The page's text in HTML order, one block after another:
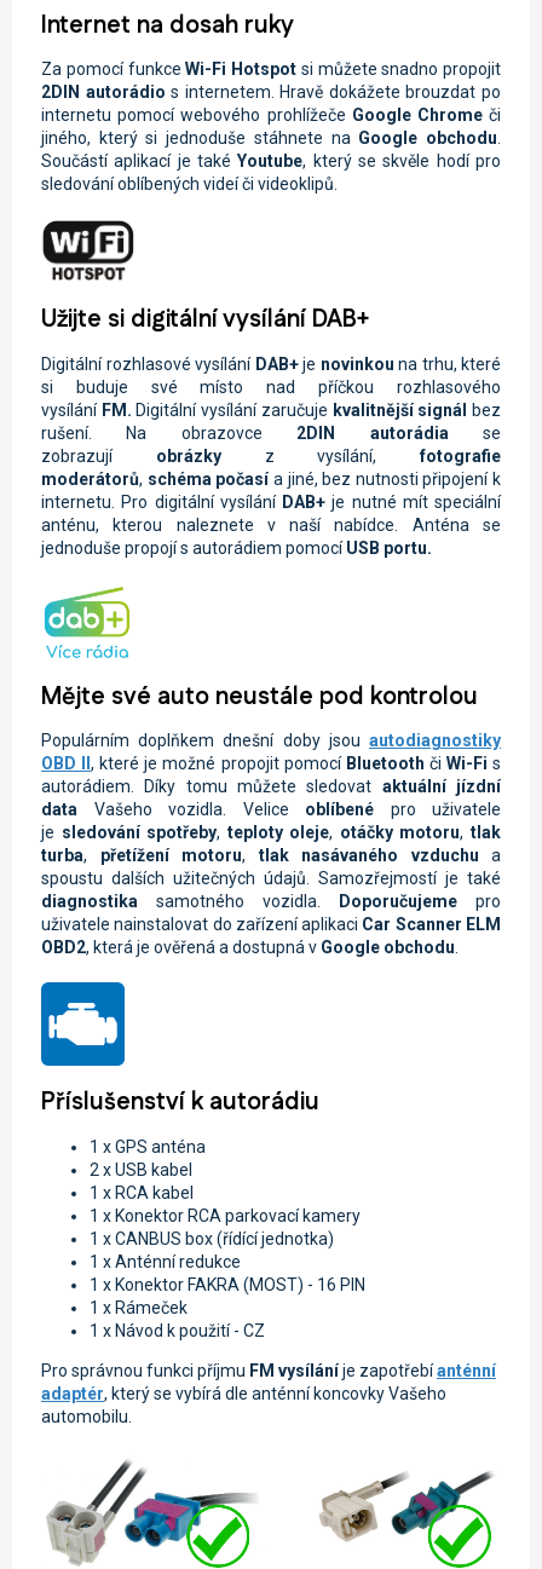
Internet na dosah ruky
Za pomocí funkceWi-Fi Hotspot si můžete snadno propojit
2DIN autorádio s internetem. Hravě dokážete brouzdat po
internetu pomocí webového prohlížeče Google Chromeči
jiného, který si jednoduše stáhnete na Google obchodu.
Součástí aplikací je takéYoutube, který se skvěle hodí pro
sledování oblíbených videí či videoklipů.
Užijte si digitální vysílání DAB+
Digitální rozhlasové vysílání DAB+je novinkou na trhu, které
si buduje své místo nad příčkou rozhlasového
vysílání FM. Digitální vysílání zaručuje kvalitnější signál
bez
rušení. Na obrazovce 2DIN autorádia se
zobrazují obrázkyz vysílání,fotografie
moderátorů, schéma počasía jiné, bez nutnosti připojení k
internetu. Pro digitální vysílání DAB+ je nutné mít speciální
anténu, kterou naleznete v naší nabídce. Anténa se
jednoduše propojí s autorádiem pomocíUSB portu.
Mějte své auto neustále pod kontrolou
Populárním doplňkem dnešní doby jsou autodiagnostiky
OBD II, které je možné propojit pomocí Bluetooth či Wi-Fi s
autorádiem. Díky tomu můžete sledovat aktuální jízdní
data Vašeho vozidla. Velice oblíbené pro uživatele
je sledování spotřeby, teploty oleje, otáčky motoru,tlak
turba, přetížení motoru, tlak nasávaného vzduchu a
spoustu dalších užitečných údajů. Samozřejmostí je také
diagnostika samotného vozidla. Doporučujeme pro
uživatele nainstalovat do zařízení aplikaci Car Scanner ELM
OBD2, která je ověřená a dostupná v Google obchodu.
Příslušenství k autorádiu
1 x GPS anténa
2 x USB kabel
1 x RCA kabel
1 x Konektor RCA parkovací kamery
1 x CANBUS box (řídící jednotka)
1 x Anténní redukce
1 x Konektor FAKRA (MOST) - 16 PIN
1 x Rámeček
1 x Návod k použití - CZ
Pro správnou funkci příjmu FM vysíláníje zapotřebíanténní
adaptér, který se vybírá dle anténní koncovky Vašeho
automobilu.